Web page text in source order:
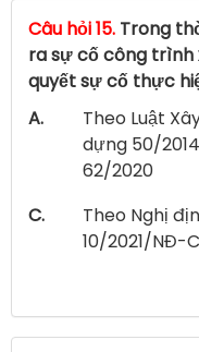
Câu hỏi 15. Trong
ra sự cố công trình
quyết sự cố thực
A.
Theo Luật
dựng 50/
62/2020
C.
Theo Nghị
10/2021/NĐ-